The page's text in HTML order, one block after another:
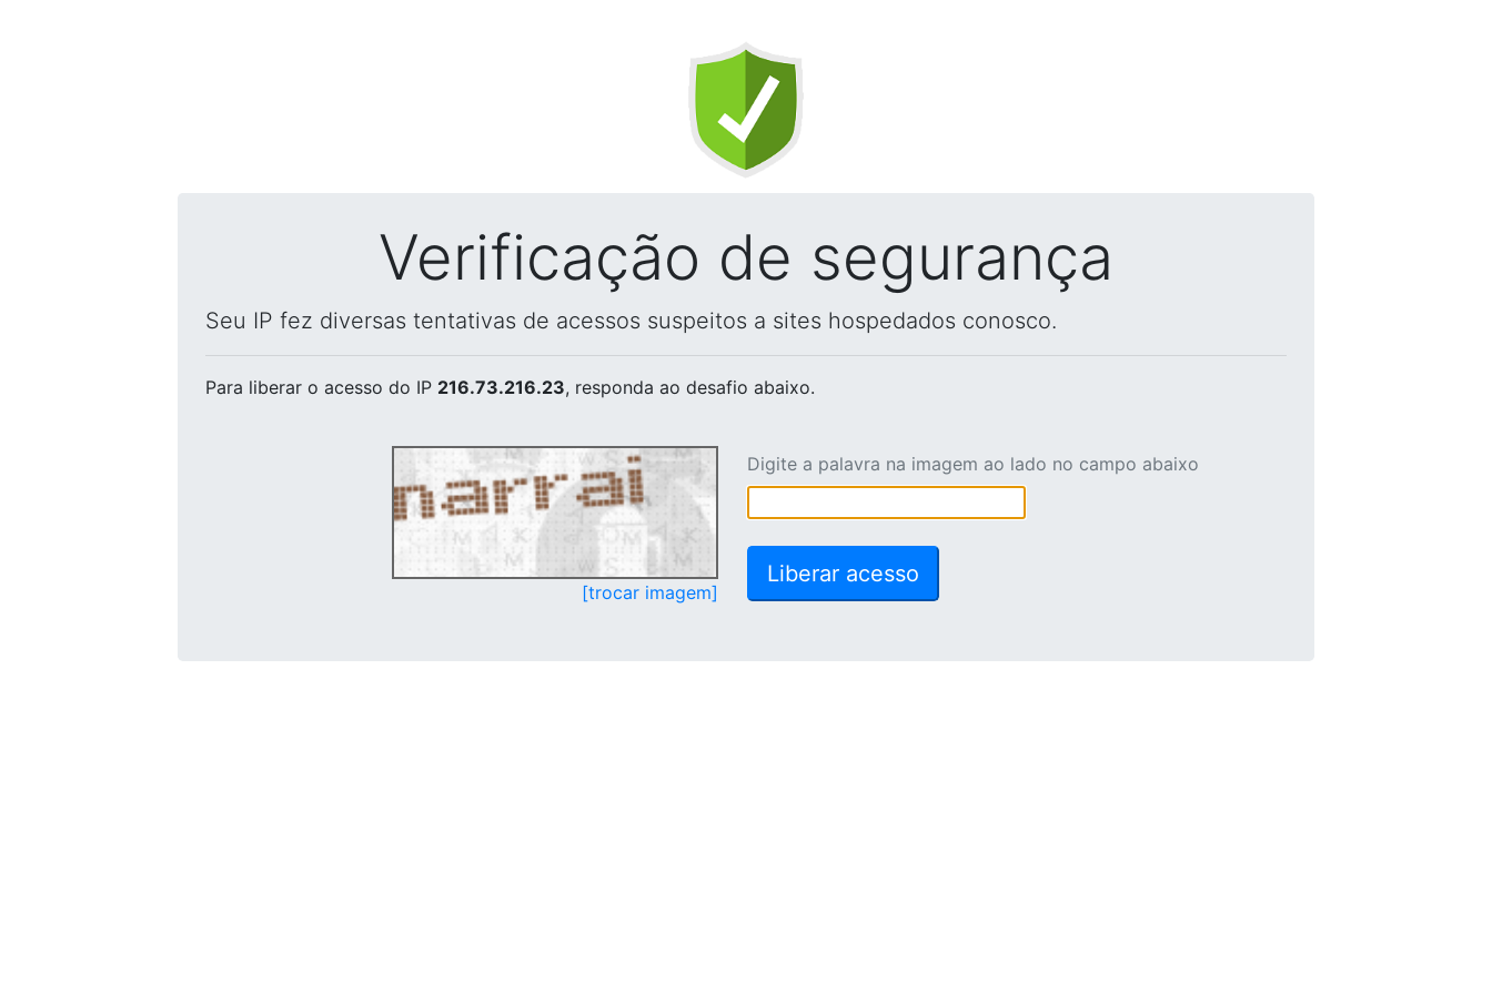
Verificação de segurança
Seu IP fez diversas tentativas de acessos suspeitos a sites hospedados conosco.
Para liberar o acesso do IP 216.73.216.23, responda ao desafio abaixo.
[trocar imagem]
Digite a palavra na imagem ao lado no campo abaixo